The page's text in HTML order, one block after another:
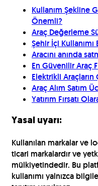
Kullanım Şekline
Önemli?
Araç Değerleme
Şehir İçi
Aracını anında
En Güvenilir Araç
Elektrikli Araçların
Araç Alım Satım
Yatırım Fırsatı
Yasal uyarı:
Kullanılan markalar ve
ticari markalardır ve
mülkiyetindedir. Bu
kullanımı yalnızca